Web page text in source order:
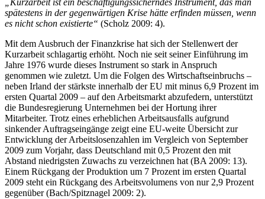
„Kurzarbeit ist ein beschäftigungssicherndes Instrument, das man
spätestens in der gegenwärtigen Krise hätte erfinden müssen, wenn
Mit dem Ausbruch der Finanzkrise hat sich der Stellenwert der
Kurzarbeit schlagartig erhöht. Noch nie seit seiner Einführung im
Jahre 1976 wurde dieses Instrument so stark in Anspruch
genommen wie zuletzt. Um die Folgen des Wirtschaftseinbruchs –
neben Irland der stärkste innerhalb der EU mit minus 6,9 Prozent im
ersten Quartal 2009 – auf den Arbeitsmarkt abzufedern, unterstützt
die Bundesregierung Unternehmen bei der Hortung ihrer
Mitarbeiter. Trotz eines erheblichen Arbeitsausfalls aufgrund
sinkender Auftragseingänge zeigt eine EU-weite Übersicht zur
Entwicklung der Arbeitslosenzahlen im Vergleich von September
2009 zum Vorjahr, dass Deutschland mit 0,5 Prozent den mit
Abstand niedrigsten Zuwachs zu verzeichnen hat (BA 2009: 13).
Einem Rückgang der Produktion um 7 Prozent im ersten Quartal
2009 steht ein Rückgang des Arbeitsvolumens von nur 2,9 Prozent